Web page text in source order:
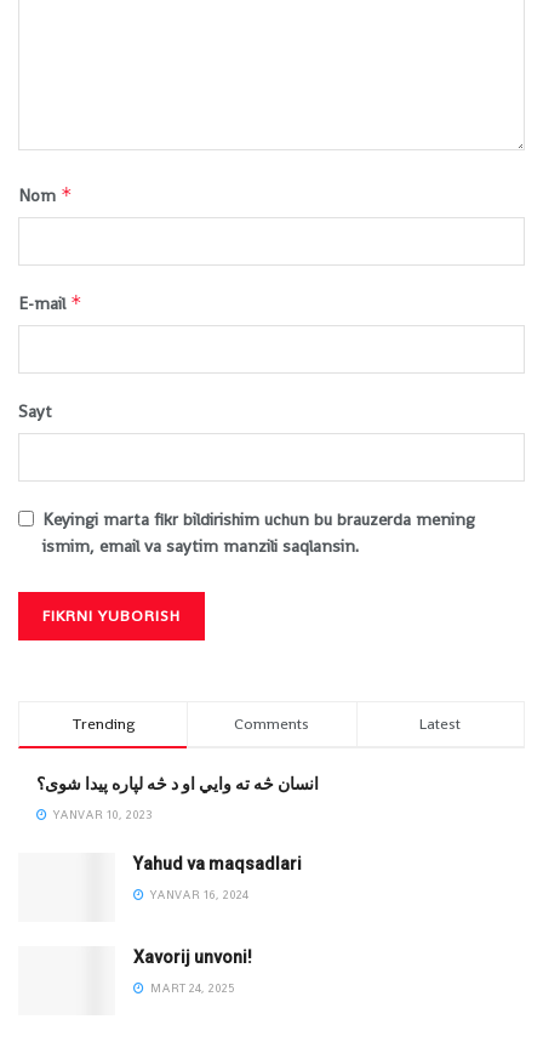
Nom *
E-mail *
Sayt
Keyingi marta fikr bildirishim uchun bu brauzerda mening
ismim, email va saytim manzili saqlansin.
Trending Comments Latest
انسان څه ته وایي او د څه لپاره پیدا شوی؟
YANVAR 10, 2023
Yahud va maqsadlari
YANVAR 16, 2024
Xavorij unvoni!
MART 24, 2025